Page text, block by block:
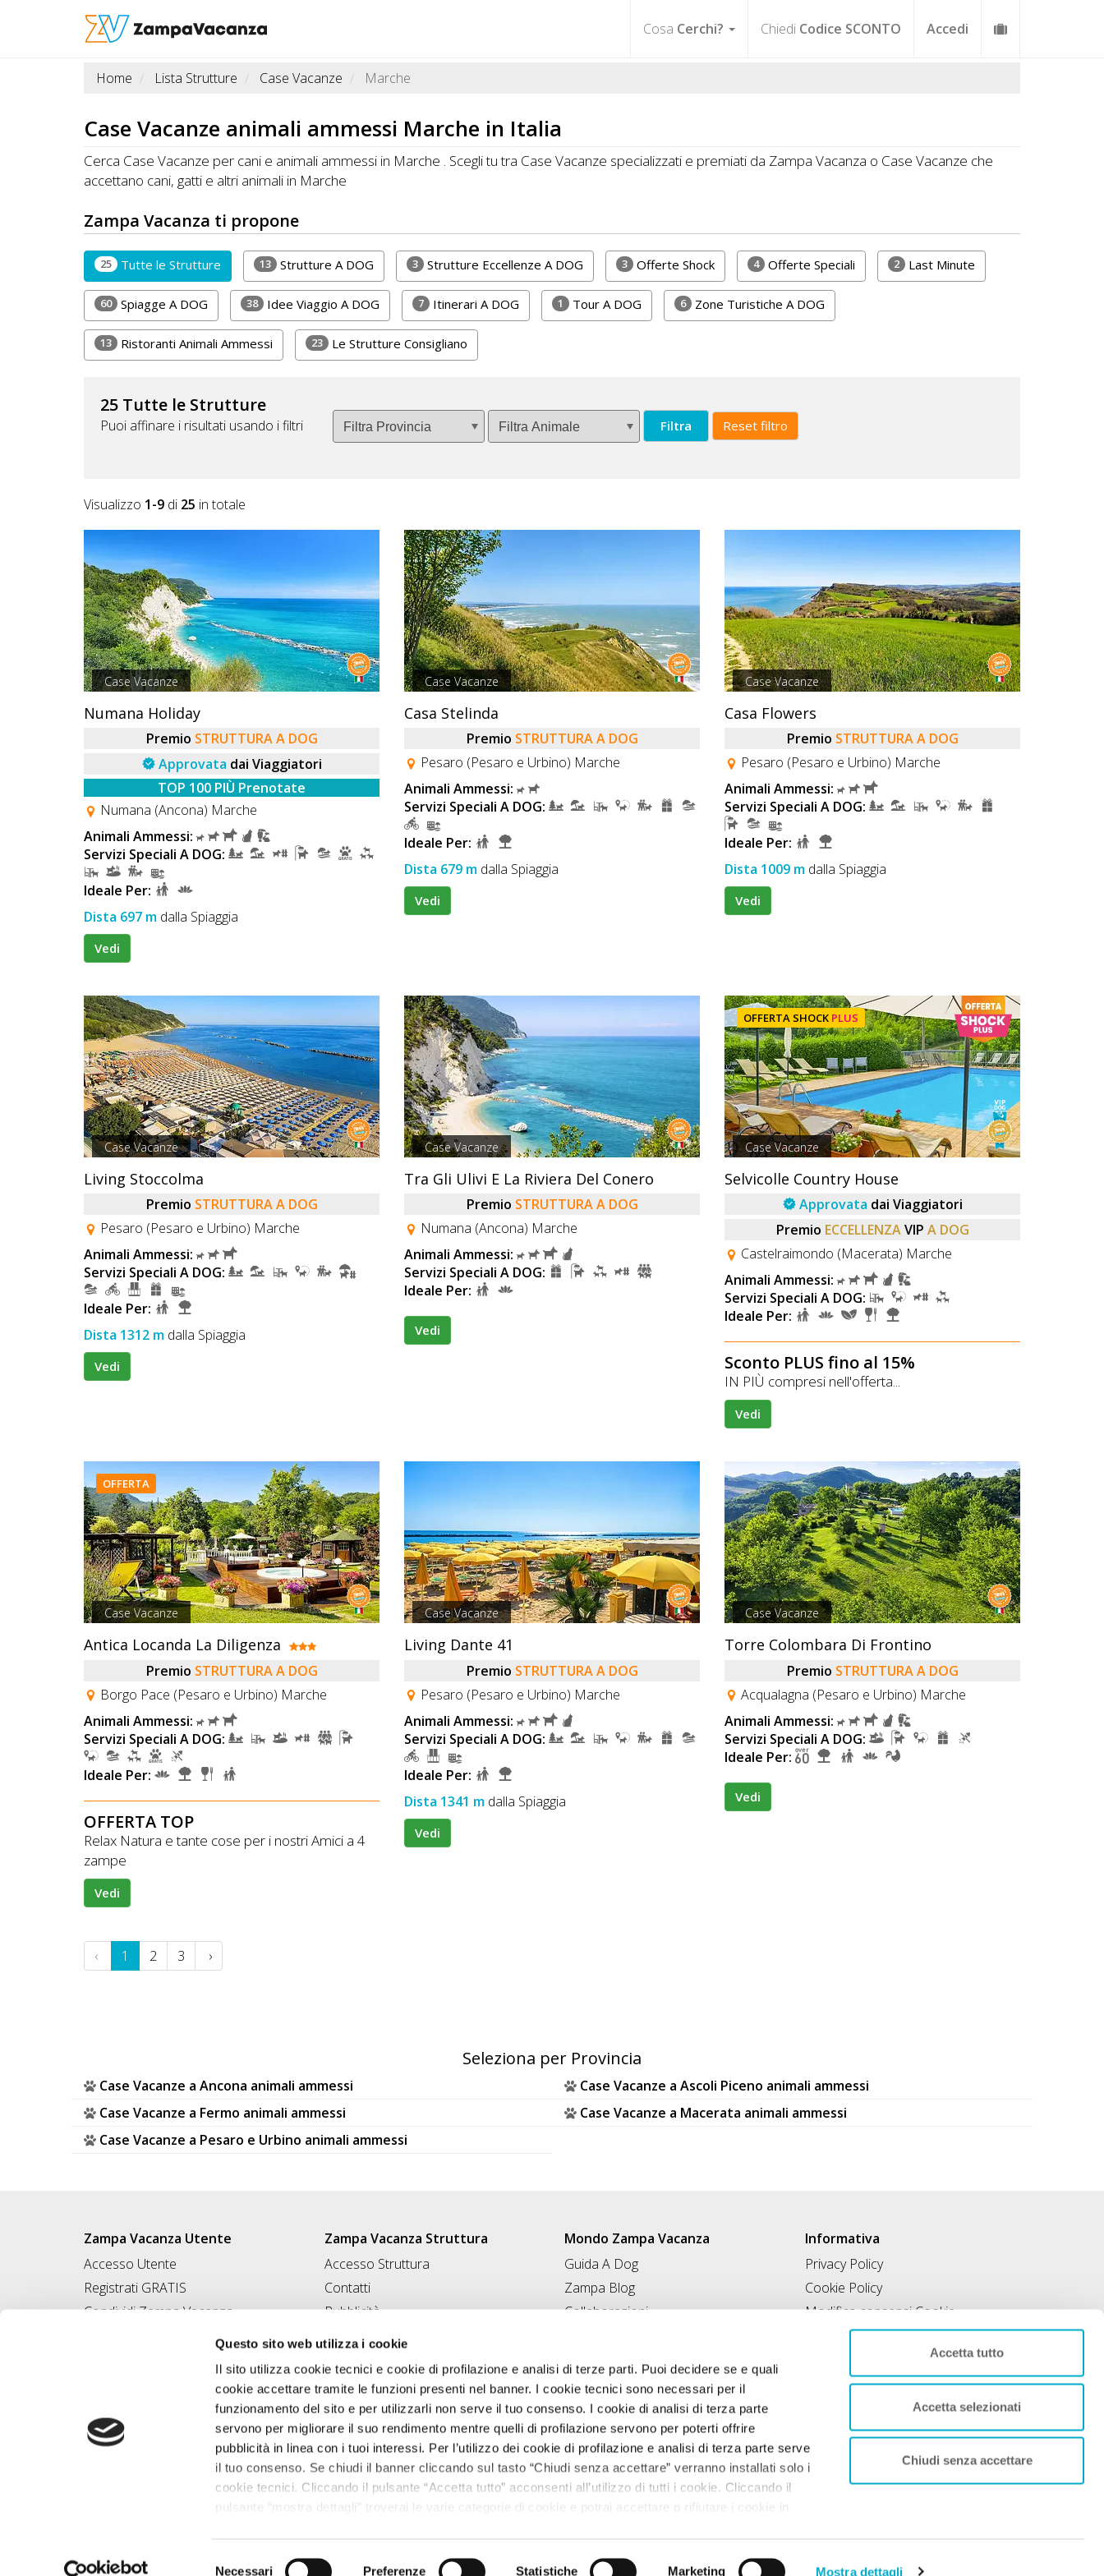
Questo sito web utilizza i cookie
Il sito utilizza cookie tecnici e cookie di profilazione e analisi di terze parti. Puoi decidere se e quali
cookie accettare tramite le funzioni presenti nel banner. I cookie tecnici sono necessari per il
funzionamento del sito e per utilizzarli non serve il tuo consenso. I cookie di analisi di terza parte
servono per migliorare il suo rendimento mentre quelli di profilazione servono per poterti offrire
pubblicità in linea con i tuoi interessi. Per l’utilizzo dei cookie di profilazione e analisi di terza parte serve
il tuo consenso. Se chiudi il banner cliccando sul tasto “Chiudi senza accettare” verranno installati solo i
cookie tecnici. Cliccando il pulsante “Accetta tutto” acconsenti all’utilizzo di tutti i cookie. Cliccando il
pulsante “mostra dettagli” troverai le varie categorie di cookie e potrai accettare o rifiutare i cookie in
Necessari Preferenze Statistiche Marketing Mostra dettagli
Accetta tutto
Accetta selezionati
Chiudi senza accettare
Cosa Cerchi? Chiedi Codice SCONTO Accedi
STRUTTURE
LUOGHI
OFFERTE
CHIEDI
CODICE
SCONTO
Video
Tutorial
Inserisci
Attività
Home Lista Strutture Case Vacanze Marche
Case Vacanze animali ammessi Marche in Italia
Cerca Case Vacanze per cani e animali ammessi in Marche . Scegli tu tra Case Vacanze specializzati e premiati da Zampa Vacanza o Case Vacanze che
accettano cani, gatti e altri animali in Marche
Zampa Vacanza ti propone
25 Tutte le Strutture 13 Strutture A DOG 3 Strutture Eccellenze A DOG 3 Offerte Shock 4 Offerte Speciali 2 Last Minute
60 Spiagge A DOG 38 Idee Viaggio A DOG 7 Itinerari A DOG 1 Tour A DOG 6 Zone Turistiche A DOG
13 Ristoranti Animali Ammessi 23 Le Strutture Consigliano
25 Tutte le Strutture
Puoi affinare i risultati usando i filtri Filtra Reset filtro
Visualizzo 1-9 di 25 in totale
Case Vacanze
Numana Holiday
Premio STRUTTURA A DOG
Approvata dai Viaggiatori
TOP 100 PIÙ Prenotate
Numana (Ancona) Marche
Animali Ammessi:
Servizi Speciali A DOG:
Ideale Per:
Dista 697 m dalla Spiaggia
Vedi
Case Vacanze
Casa Stelinda
Premio STRUTTURA A DOG
Pesaro (Pesaro e Urbino) Marche
Animali Ammessi:
Servizi Speciali A DOG:
Ideale Per:
Dista 679 m dalla Spiaggia
Vedi
Case Vacanze
Casa Flowers
Premio STRUTTURA A DOG
Pesaro (Pesaro e Urbino) Marche
Animali Ammessi:
Servizi Speciali A DOG:
Ideale Per:
Dista 1009 m dalla Spiaggia
Vedi
Case Vacanze
Living Stoccolma
Premio STRUTTURA A DOG
Pesaro (Pesaro e Urbino) Marche
Animali Ammessi:
Servizi Speciali A DOG:
Ideale Per:
Dista 1312 m dalla Spiaggia
Vedi
Case Vacanze
Tra Gli Ulivi E La Riviera Del Conero
Premio STRUTTURA A DOG
Numana (Ancona) Marche
Animali Ammessi:
Servizi Speciali A DOG:
Ideale Per:
Vedi
OFFERTA SHOCK PLUS
Case Vacanze
Selvicolle Country House
Approvata dai Viaggiatori
Premio ECCELLENZA VIP A DOG
Castelraimondo (Macerata) Marche
Animali Ammessi:
Servizi Speciali A DOG:
Ideale Per:
Sconto PLUS fino al 15%
IN PIÙ compresi nell'offerta...
Vedi
OFFERTA
Case Vacanze
Antica Locanda La Diligenza
Premio STRUTTURA A DOG
Borgo Pace (Pesaro e Urbino) Marche
Animali Ammessi:
Servizi Speciali A DOG:
Ideale Per:
OFFERTA TOP
Relax Natura e tante cose per i nostri Amici a 4
zampe
Vedi
Case Vacanze
Living Dante 41
Premio STRUTTURA A DOG
Pesaro (Pesaro e Urbino) Marche
Animali Ammessi:
Servizi Speciali A DOG:
Ideale Per:
Dista 1341 m dalla Spiaggia
Vedi
Case Vacanze
Torre Colombara Di Frontino
Premio STRUTTURA A DOG
Acqualagna (Pesaro e Urbino) Marche
Animali Ammessi:
Servizi Speciali A DOG:
Ideale Per:
Vedi
‹ 1 2 3 ›
Seleziona per Provincia
Case Vacanze a Ancona animali ammessi
Case Vacanze a Ascoli Piceno animali ammessi
Case Vacanze a Fermo animali ammessi
Case Vacanze a Macerata animali ammessi
Case Vacanze a Pesaro e Urbino animali ammessi
Zampa Vacanza Utente
Accesso Utente
Registrati GRATIS
Condividi Zampa Vacanza
Campagna Contro l'Abbandono
Zampa Vacanza Struttura
Accesso Struttura
Contatti
Pubblicità
Iscrivi Struttura
Mondo Zampa Vacanza
Guida A Dog
Zampa Blog
Collaborazioni
Informativa
Privacy Policy
Cookie Policy
Modifica consensi Cookie
Condizioni di utilizzo
Contratto di inclusione
Progetto Originale realizzato da T&RB//GROUP